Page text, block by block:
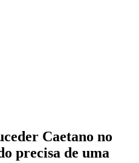
Caetano no
precisa de uma